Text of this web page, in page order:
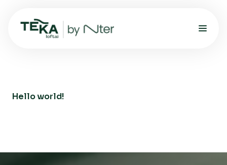
Hello world!